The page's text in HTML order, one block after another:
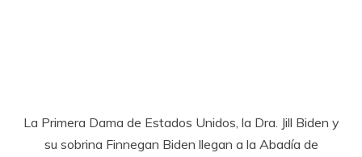
La Primera Dama de Estados Unidos, la Dra. Jill Biden y
su sobrina Finnegan Biden llegan a la Abadía de